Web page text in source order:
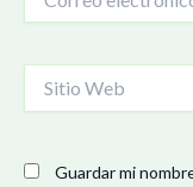
electrónico*
Web
Guardar mi